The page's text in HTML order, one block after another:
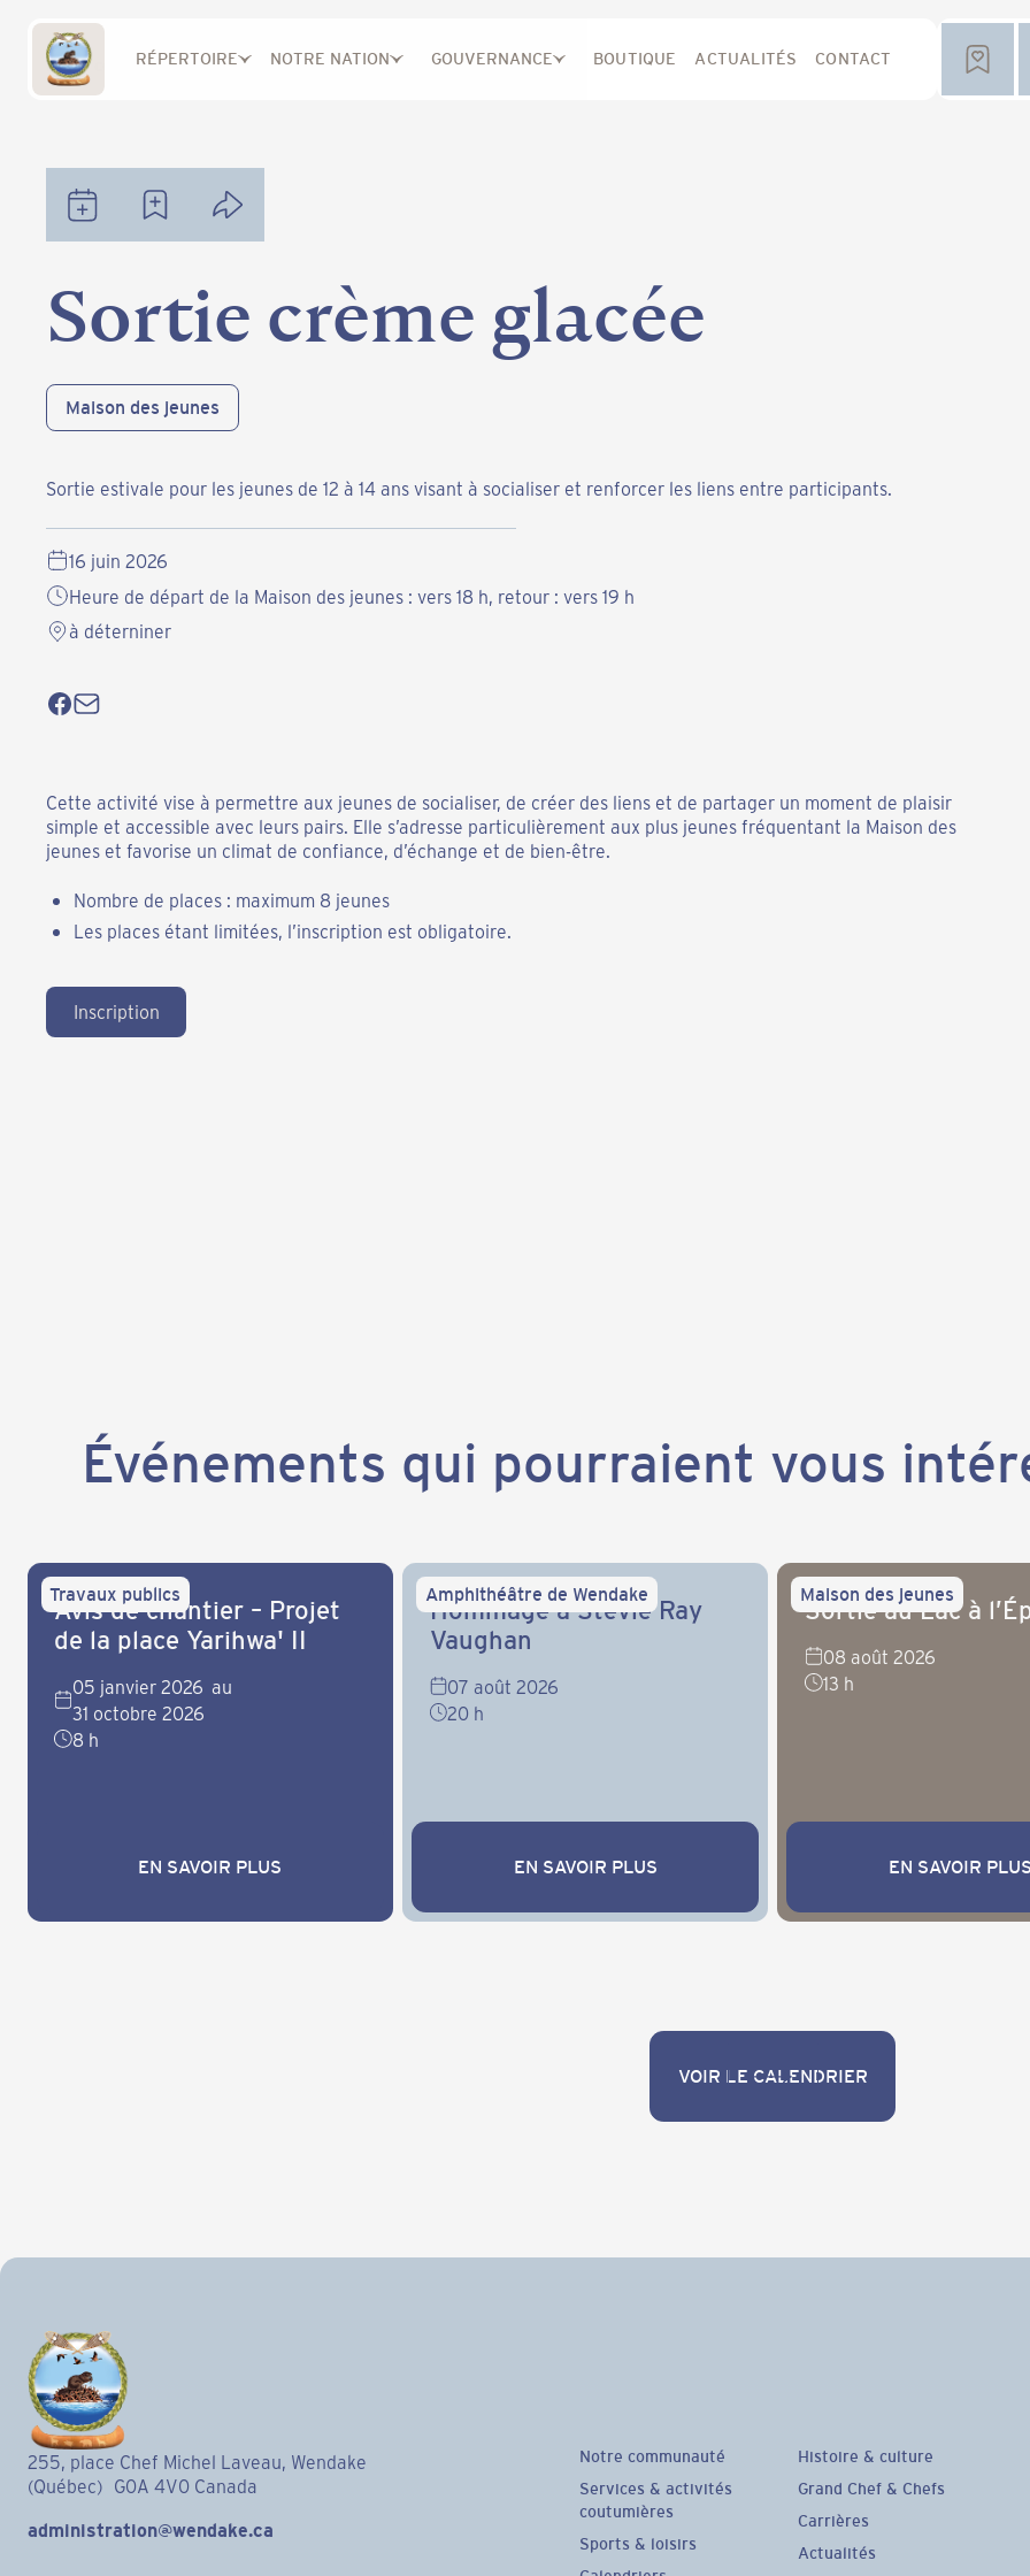
RÉPERTOIRE NOTRE NATION GOUVERNANCE BOUTIQUE ACTUALITÉS CONTACT
Notre communauté Événements Sortie crème glacée
Sortie crème glacée
Maison des jeunes
Sortie estivale pour les jeunes de 12 à 14 ans visant à socialiser et renforcer les liens entre participants.
16 juin 2026
Heure de départ de la Maison des jeunes : vers 18 h, retour : vers 19 h
à déterniner
Cette activité vise à permettre aux jeunes de socialiser, de créer des liens et de partager un moment de plaisir
simple et accessible avec leurs pairs. Elle s’adresse particulièrement aux plus jeunes fréquentant la Maison des
jeunes et favorise un climat de confiance, d’échange et de bien-être.
Nombre de places : maximum 8 jeunes
Les places étant limitées, l’inscription est obligatoire.
Inscription
Événements qui pourraient vous
Travaux publics
Avis de chantier – Projet
de la place Yarihwa' II
05 janvier 2026 au
31 octobre 2026
8 h
EN SAVOIR PLUS
EN SAVOIR PLUS
Amphithéâtre de Wendake
Hommage à Stevie Ray
Vaughan
07 août 2026
20 h
EN SAVOIR PLUS
EN SAVOIR PLUS
Maison des jeunes
Sortie au Lac à
08 août 2026
13 h
EN SAVOIR PLUS
EN SAVOIR PLUS
VOIR LE CALENDRIER
VOIR LE CALENDRIER
255, place Chef Michel Laveau, Wendake
(Québec) G0A 4V0 Canada
administration@wendake.ca
Notre communauté
Services & activités
coutumières
Sports & loisirs
Histoire & culture
Grand Chef & Chefs
Carrières
Actualités